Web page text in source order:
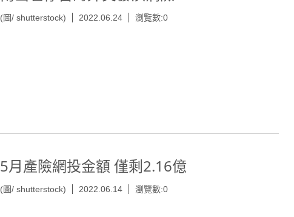
(圖/ shutterstock) 2022.06.24 瀏覽數:0
5月產險網投金額 僅剩2.16億
(圖/ shutterstock) 2022.06.14 瀏覽數:0